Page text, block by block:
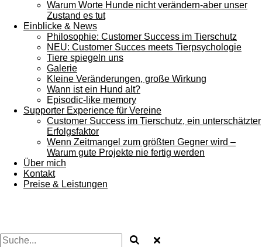
Warum Worte Hunde nicht verändern-aber unser
Zustand es tut
Einblicke & News
Philosophie: Customer Success im Tierschutz
NEU: Customer Succes meets Tierpsychologie
Tiere spiegeln uns
Galerie
Kleine Veränderungen, große Wirkung
Wann ist ein Hund alt?
Episodic-like memory
Supporter Experience für Vereine
Customer Success im Tierschutz, ein unterschätzter
Erfolgsfaktor
Wenn Zeitmangel zum größten Gegner wird –
Warum gute Projekte nie fertig werden
Über mich
Kontakt
Preise & Leistungen